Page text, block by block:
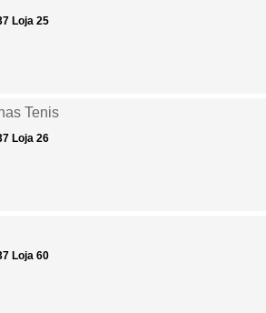
Loja 25
Tenis
Loja 26
Loja 60